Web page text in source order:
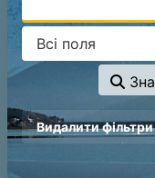
Видалити фільтри